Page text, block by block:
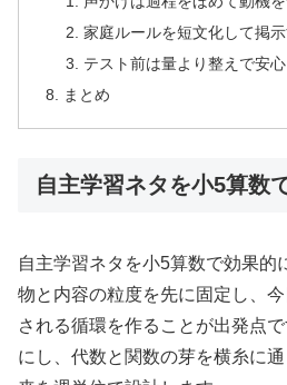
家庭ルールを短文化して掲
テスト前は量より整えで安
まとめ
自主学習ネタを小5算数
自主学習ネタを小5算数で効果的
物と内容の粒度を先に固定し、
される循環を作ることが出発点
にし、代数と関数の芽を横糸に